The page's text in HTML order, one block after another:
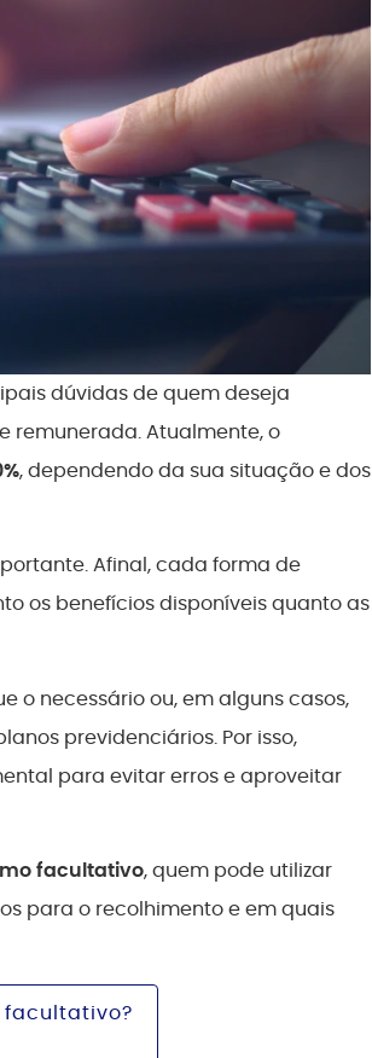
dúvidas de quem deseja
remunerada. Atualmente, o
, dependendo da sua situação e dos
Afinal, cada forma de
os benefícios disponíveis quanto as
o necessário ou, em alguns casos,
previdenciários. Por isso,
para evitar erros e aproveitar
facultativo, quem pode utilizar
para o recolhimento e em quais
facultativo?